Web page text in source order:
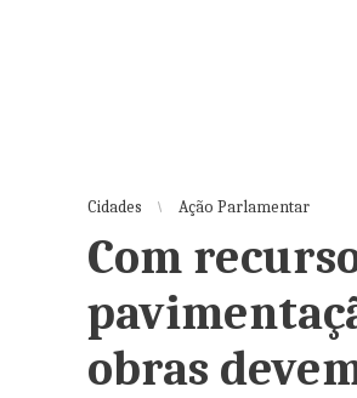
Cidades Ação Parlamentar
Com
obras